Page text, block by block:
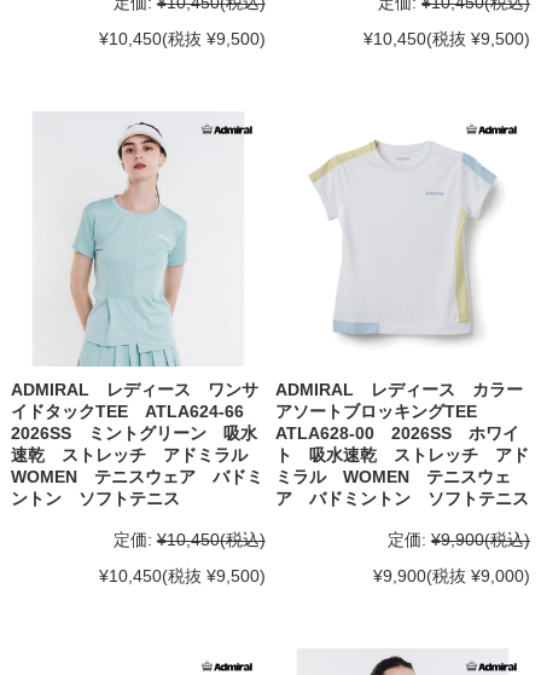
¥10,450(税抜 ¥9,500)
¥10,450(税抜 ¥9,500)
ADMIRAL レディース ワンサ
イドタックTEE ATLA624-66
2026SS ミントグリーン 吸水
速乾 ストレッチ アドミラル
WOMEN テニスウェア バドミ
ントン ソフトテニス
定価: ¥10,450(税込)
¥10,450(税抜 ¥9,500)
ADMIRAL レディース カラー
アソートブロッキングTEE
ATLA628-00 2026SS ホワイ
ト 吸水速乾 ストレッチ アド
ミラル WOMEN テニスウェ
ア バドミントン ソフトテニス
定価: ¥9,900(税込)
¥9,900(税抜 ¥9,000)